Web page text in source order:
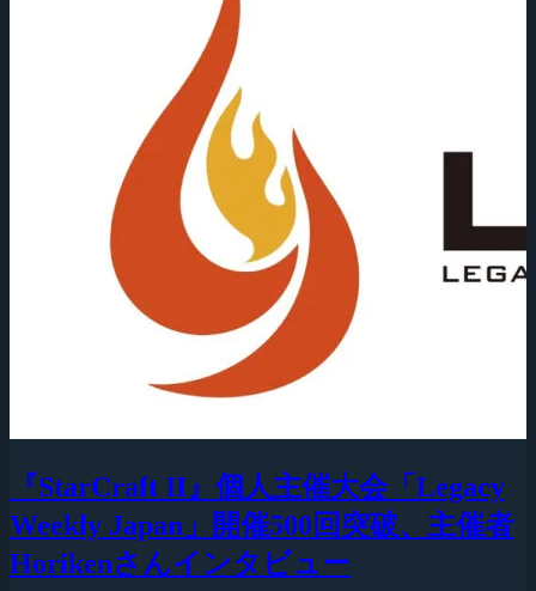
『StarCraft II』個人主催大会「Legacy
Weekly Japan」開催500回突破、主催者
Horikenさんインタビュー